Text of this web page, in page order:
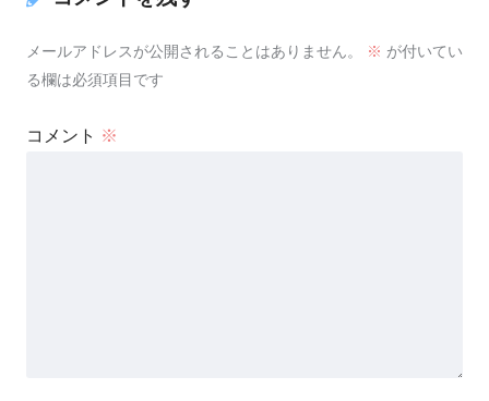
メールアドレスが公開されることはありません。 ※ が付いてい
る欄は必須項目です
コメント ※